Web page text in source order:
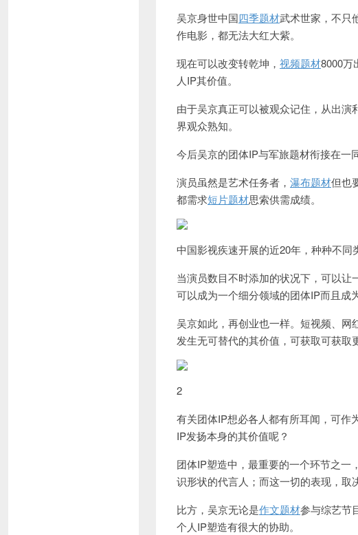
吴京身世中国四季题材武术世家，不只
作电影，都无法大红大紫。
现在可以改变转乾坤， 视频题材8000万
人IP其价值。
由于吴京真正可以被观众记住，从出
界观众熟知。
今后吴京的团体IP与军旅题材衔接在一
演员虽然是艺术任务者， 瀑布题材但也
都需求短片题材思索供需成绩。
中国影视疾速开展的近20年，种种不同
当演员数目不时添加的状况下，可以
可以成为一个细分领域的团体IP而且成
吴京如此，再创业也一样。短视频、
发生无可替代的其价值，可获取可获取
2
有关团体IP想必各人都有所耳闻，可作
IP发扬本身的其价值呢？
团体IP塑造中，最重要的一个环节之一
识形状的代言人；而这一切的表现，取
比方，吴京无论是作文题材参与综艺节
个人IP塑造有很大的协助。